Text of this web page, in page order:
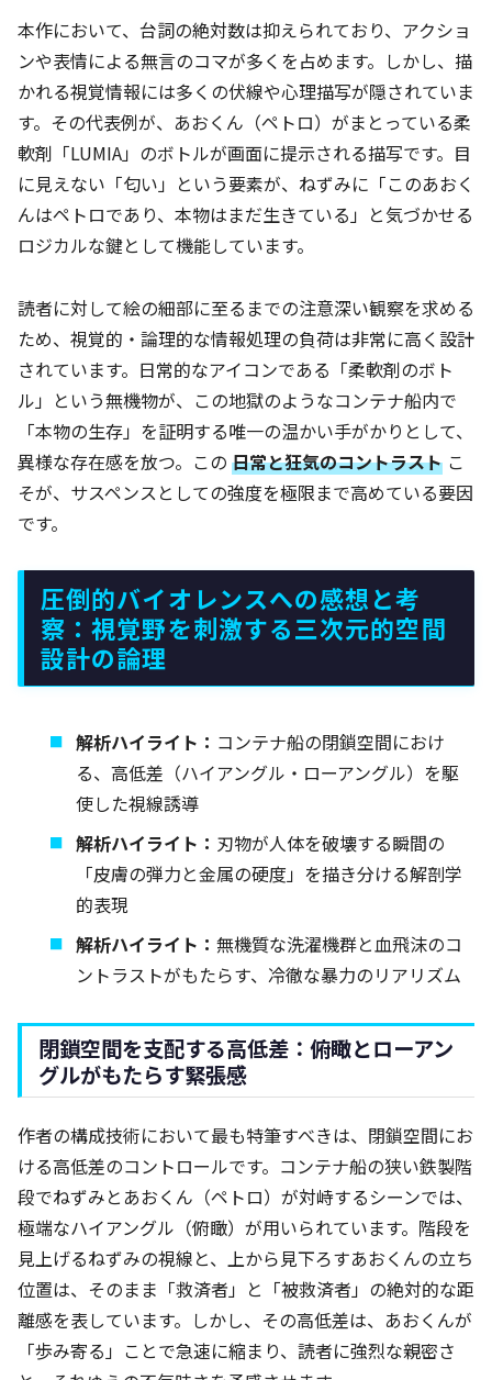
本作において、台詞の絶対数は抑えられており、アクショ
ンや表情による無言のコマが多くを占めます。しかし、描
かれる視覚情報には多くの伏線や心理描写が隠されていま
す。その代表例が、あおくん（ペトロ）がまとっている柔
軟剤「LUMIA」のボトルが画面に提示される描写です。目
に見えない「匂い」という要素が、ねずみに「このあおく
んはペトロであり、本物はまだ生きている」と気づかせる
ロジカルな鍵として機能しています。
読者に対して絵の細部に至るまでの注意深い観察を求める
ため、視覚的・論理的な情報処理の負荷は非常に高く設計
されています。日常的なアイコンである「柔軟剤のボト
ル」という無機物が、この地獄のようなコンテナ船内で
「本物の生存」を証明する唯一の温かい手がかりとして、
異様な存在感を放つ。この 日常と狂気のコントラスト こ
そが、サスペンスとしての強度を極限まで高めている要因
です。
圧倒的バイオレンスへの感想と考
察：視覚野を刺激する三次元的空間
設計の論理
解析ハイライト： コンテナ船の閉鎖空間におけ
る、高低差（ハイアングル・ローアングル）を駆
使した視線誘導
解析ハイライト： 刃物が人体を破壊する瞬間の
「皮膚の弾力と金属の硬度」を描き分ける解剖学
的表現
解析ハイライト：無機質な洗濯機群と血飛沫のコ
ントラストがもたらす、冷徹な暴力のリアリズム
閉鎖空間を支配する高低差：俯瞰とローアン
グルがもたらす緊張感
作者の構成技術において最も特筆すべきは、閉鎖空間にお
ける高低差のコントロールです。コンテナ船の狭い鉄製階
段でねずみとあおくん（ペトロ）が対峙するシーンでは、
極端なハイアングル（俯瞰）が用いられています。階段を
見上げるねずみの視線と、上から見下ろすあおくんの立ち
位置は、そのまま「救済者」と「被救済者」の絶対的な距
離感を表しています。しかし、その高低差は、あおくんが
「歩み寄る」ことで急速に縮まり、読者に強烈な親密さ